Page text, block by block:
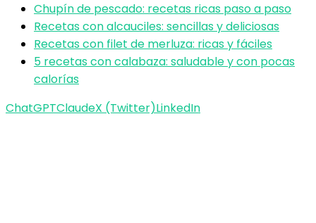
Chupín de pescado: recetas ricas paso a paso
Recetas con alcauciles: sencillas y deliciosas
Recetas con filet de merluza: ricas y fáciles
5 recetas con calabaza: saludable y con pocas
calorías
ChatGPTClaudeX (Twitter)LinkedIn